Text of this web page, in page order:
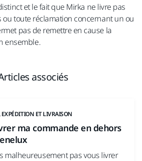
et le fait que Mirka ne livre pas
ou toute réclamation concernant un ou
pas de remettre en cause la
ensemble.
associés
ET LIVRAISON
ma commande en dehors
malheureusement pas vous livrer